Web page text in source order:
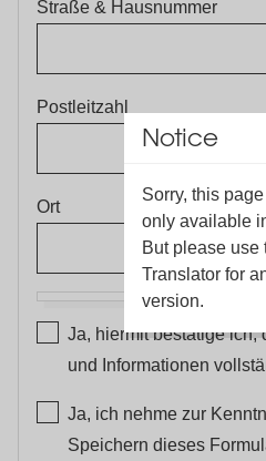
Notice
Sorry, this
only available
But please use
Translator for
version.
Straße & Hausnummer
Postleitzahl
Ort
eintrag
Ja, hiermit bestätige ich,
und Informationen
Ja, ich nehme zur
Speichern dieses